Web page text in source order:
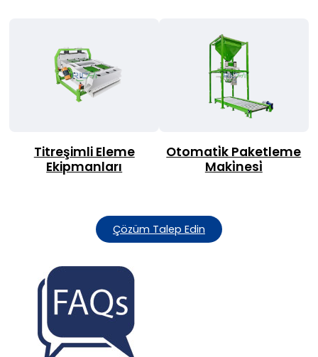
Titreşimli Eleme
Ekipmanları
Otomati̇k Paketleme
Maki̇nesi̇
Çözüm Talep Edin